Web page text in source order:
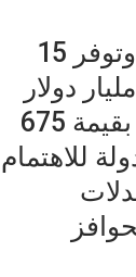
ستتضمن 160 مشروعا باستثمارات تصل إلى 2.3 مليار دولار، وتوفر 15
ألف فرصة عمل مباشرة، ومن المتوقع أن تحقق المنطقة 1.1 مليار دولار
قيمة مضافة للناتج المحلي تساهم فى نمو الصادرات الخارجية بقيمة 675
للاهتمام